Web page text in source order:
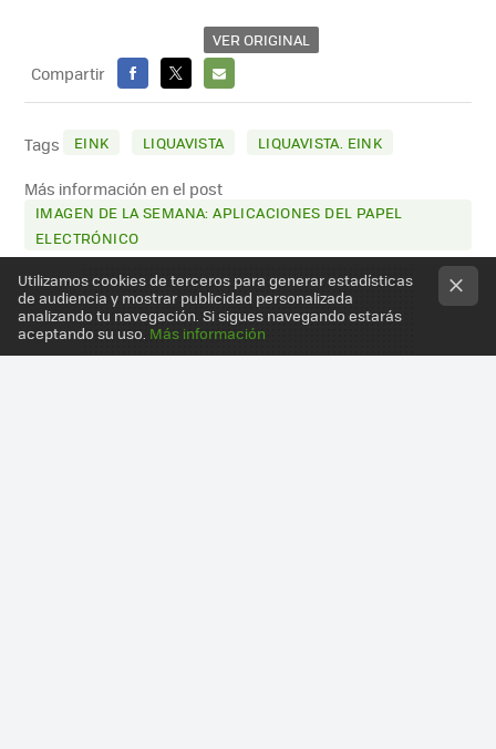
VER ORIGINAL
Compartir
FACEBOOK
X
E-
MAIL
Tags EINK LIQUAVISTA LIQUAVISTA. EINK
Más información en el post
IMAGEN DE LA SEMANA: APLICACIONES DEL PAPEL
ELECTRÓNICO
Utilizamos cookies de terceros para generar estadísticas
de audiencia y mostrar publicidad personalizada
analizando tu navegación. Si sigues navegando estarás
aceptando su uso. Más información